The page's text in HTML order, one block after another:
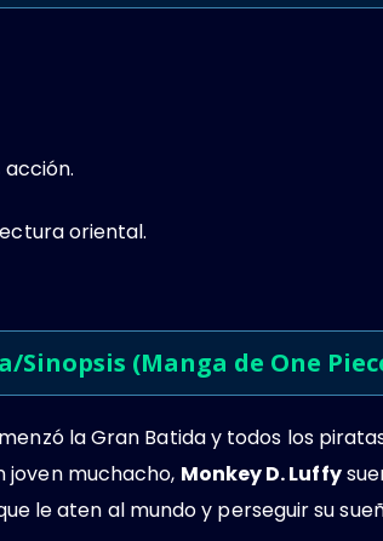
oriental.
Sinopsis (Manga de One
la Gran Batida y todos los
joven muchacho, Monkey D. Luffy
le aten al mundo y perseguir su